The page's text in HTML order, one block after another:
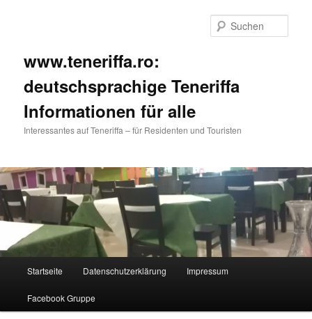
www.teneriffa.ro:
deutschsprachige Teneriffa
Informationen für alle
Interessantes auf Teneriffa – für Residenten und Touristen
Zum
primären
Startseite Datenschutzerklärung Impressum
Facebook Gruppe